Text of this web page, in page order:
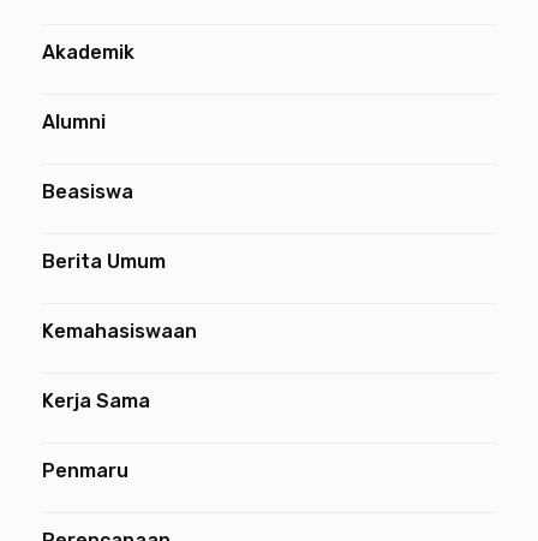
Akademik
Alumni
Beasiswa
Berita Umum
Kemahasiswaan
Kerja Sama
Penmaru